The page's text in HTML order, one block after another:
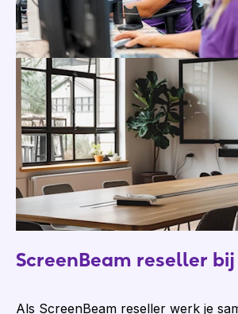
ScreenBeam reseller
Als ScreenBeam reseller werk je